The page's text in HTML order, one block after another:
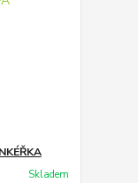
Skladem